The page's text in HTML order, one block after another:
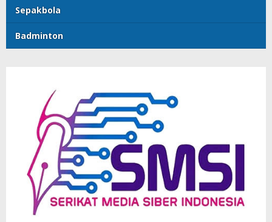
Sepakbola
Badminton